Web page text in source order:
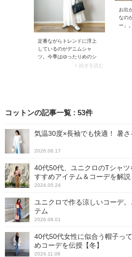
ず、大人のカジュアルコー
デにうってつけですよ。
お出
なの
ー」
うな
定番ながらトレンドに浮上
しているのがデニムシャ
ツ。今季はゆったりめのシ
ルエットが人気です。きれ
できますよ。
> 続きを読む
コットンの記事一覧 : 53件
気温30度×長袖でも快適！ 暑
2026.06.17
40代50代、ユニクロのTシャ
すすめアイテム＆コーデを解説
2024.05.24
ユニクロで作る涼しいコーデ
テム
2026.08.01
40代50代女性に似合う帽子っ
めコーデを伝授【冬】
2024.11.08